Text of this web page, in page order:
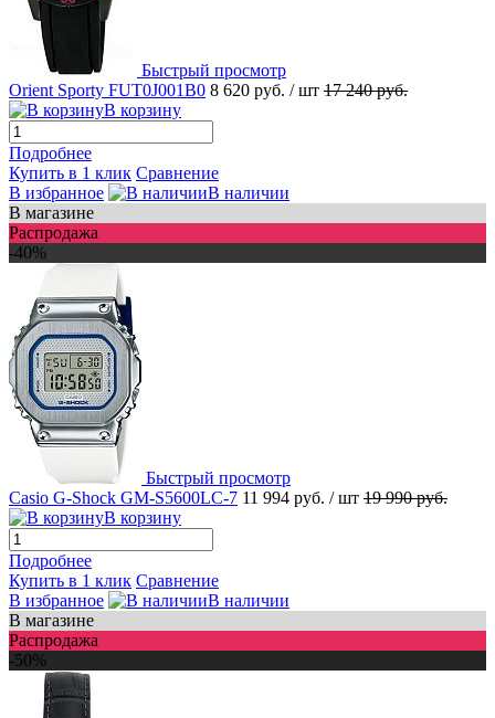
Быстрый просмотр
Orient Sporty FUT0J001B0 8 620 руб. / шт 17 240 руб.
В корзину
Подробнее
Купить в 1 клик Сравнение
В избранное
В наличии
В магазине
Распродажа
-40%
Быстрый просмотр
Casio G-Shock GM-S5600LC-7 11 994 руб. / шт 19 990 руб.
В корзину
Подробнее
Купить в 1 клик Сравнение
В избранное
В наличии
В магазине
Распродажа
-50%